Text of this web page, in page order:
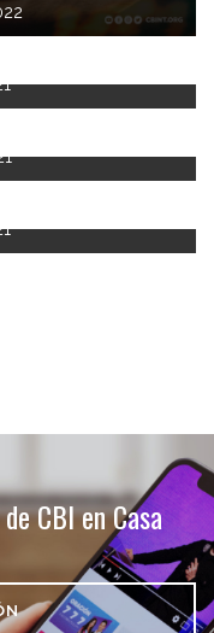
CBI en Casa